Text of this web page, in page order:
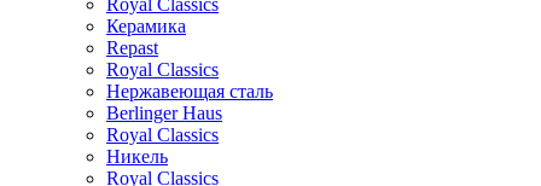
Royal Classics
Керамика
Repast
Royal Classics
Нержавеющая сталь
Berlinger Haus
Royal Classics
Никель
Royal Classics